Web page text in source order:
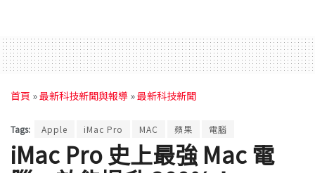
首頁 »最新科技新聞與報導 »最新科技新聞
Tags: Apple iMac Pro MAC 蘋果 電腦
iMac Pro 史上最強 Mac 電